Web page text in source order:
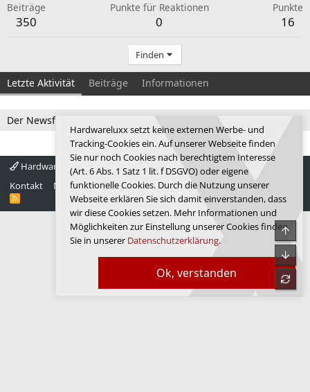
Beiträge
350
Punkte für Reaktionen
0
Punkte
16
Finden
Letzte Aktivität Beiträge Informationen
Der Newsfeed ist zur Zeit leer.
Hardwareluxx 4.0
Deutsch
Kontakt
Nutzungsbedingungen Datenschutz Hilfe Startseite
R
Ok, verstanden
Hardwareluxx setzt keine externen Werbe- und
Tracking-Cookies ein. Auf unserer Webseite finden
Sie nur noch Cookies nach berechtigtem Interesse
(Art. 6 Abs. 1 Satz 1 lit. f DSGVO) oder eigene
funktionelle Cookies. Durch die Nutzung unserer
Webseite erklären Sie sich damit einverstanden, dass
wir diese Cookies setzen. Mehr Informationen und
Möglichkeiten zur Einstellung unserer Cookies finden
Sie in unserer Datenschutzerklärung.